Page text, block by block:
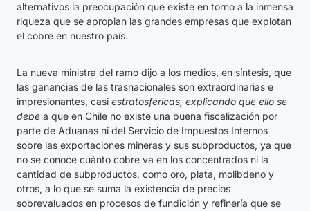
alternativos la preocupación que existe en torno a la inmensa
riqueza que se apropian las grandes empresas que explotan
el cobre en nuestro país.
La nueva ministra del ramo dijo a los medios, en síntesis, que
las ganancias de las trasnacionales son extraordinarias e
impresionantes, casi estratosféricas, explicando que ello se
debe a que en Chile no existe una buena fiscalización por
parte de Aduanas ni del Servicio de Impuestos Internos
sobre las exportaciones mineras y sus subproductos, ya que
no se conoce cuánto cobre va en los concentrados ni la
cantidad de subproductos, como oro, plata, molibdeno y
otros, a lo que se suma la existencia de precios
sobrevaluados en procesos de fundición y refinería que se